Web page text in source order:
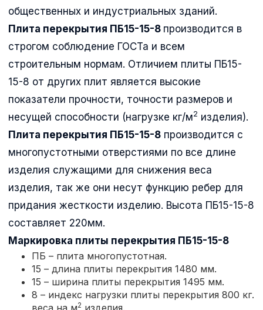
общественных и индустриальных зданий.
Плита перекрытия ПБ15-15-8 производится в
строгом соблюдение ГОСТа и всем
строительным нормам. Отличием плиты ПБ15-
15-8 от других плит является высокие
показатели прочности, точности размеров и
несущей способности (нагрузке кг/м2 изделия).
Плита перекрытия ПБ15-15-8 производится с
многопустотными отверстиями по все длине
изделия служащими для снижения веса
изделия, так же они несут функцию ребер для
придания жесткости изделию. Высота ПБ15-15-8
составляет 220мм.
Маркировка плиты перекрытия ПБ15-15-8
ПБ – плита многопустотная.
15 – длина плиты перекрытия 1480 мм.
15 – ширина плиты перекрытия 1495 мм.
8 – индекс нагрузки плиты перекрытия 800 кг.
веса на м2 изделия.